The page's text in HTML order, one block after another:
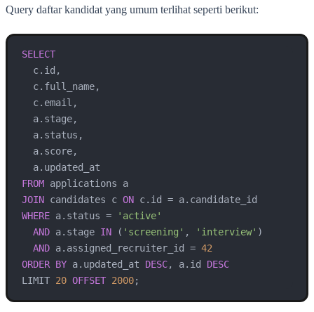
Query daftar kandidat yang umum terlihat seperti berikut:
SELECT
  c.id,
  c.full_name,
  c.email,
  a.stage,
  a.status,
  a.score,
FROM
applications a
JOIN candidates c ON c.id =
WHERE a.status =
'active'
AND a.stage IN ( 'screening' , 'interview' )
AND a.assigned_recruiter_id = 42
ORDER BY a.updated_at DESC, a.id DESC
LIMIT 20 OFFSET 2000